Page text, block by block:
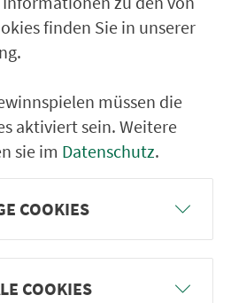
Groß­raum
130 Ver­kehrs­un­
finden Sie in unserer
müssen die
aktiviert sein. Weitere
sie im Datenschutz.
COOKIES
COOKIES